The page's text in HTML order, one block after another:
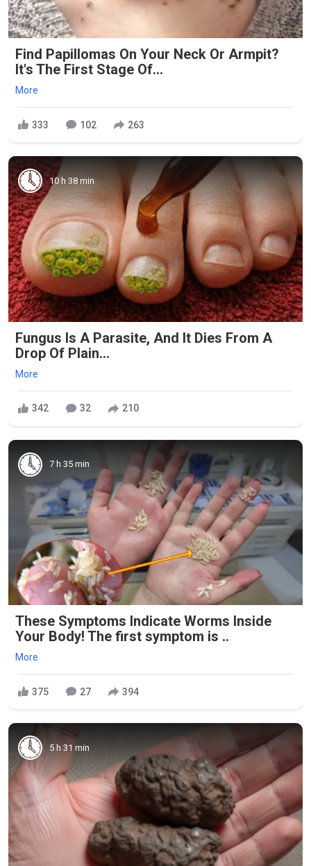
Find Papillomas On Your Neck Or Armpit?
It's The First Stage Of...
More
333 102 263
10 h 38 min
Fungus Is A Parasite, And It Dies From A
Drop Of Plain...
More
342 32 210
7 h 35 min
These Symptoms Indicate Worms Inside
Your Body! The first symptom is ..
More
375 27 394
5 h 31 min